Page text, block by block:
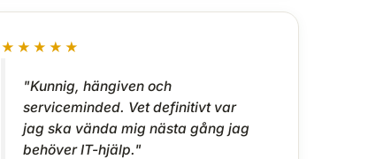
★★★★★
"Kunnig, hängiven och
serviceminded. Vet definitivt var
jag ska vända mig nästa gång jag
behöver IT-hjälp."